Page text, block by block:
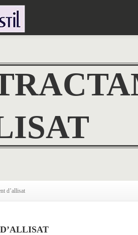
d’allisat